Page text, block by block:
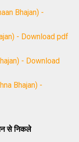
Bhajan) -
- Download pdf
- Download
Bhajan) -
से निकले